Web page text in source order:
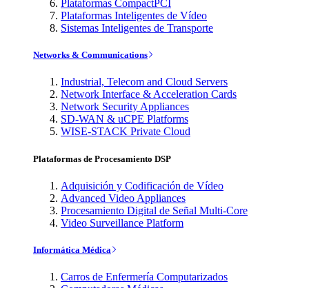
Plataformas CompactPCI
Plataformas Inteligentes de Vídeo
Sistemas Inteligentes de Transporte
Networks & Communications
Industrial, Telecom and Cloud Servers
Network Interface & Acceleration Cards
Network Security Appliances
SD-WAN & uCPE Platforms
WISE-STACK Private Cloud
Plataformas de Procesamiento DSP
Adquisición y Codificación de Vídeo
Advanced Video Appliances
Procesamiento Digital de Señal Multi-Core
Video Surveillance Platform
Informática Médica
Carros de Enfermería Computarizados